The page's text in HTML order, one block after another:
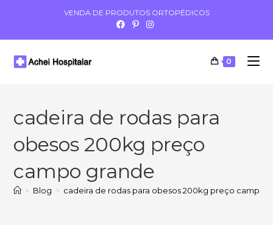
VENDA DE PRODUTOS ORTOPÉDICOS
0
cadeira de rodas para
obesos 200kg preço
campo grande
> Blog > cadeira de rodas para obesos 200kg preço campo